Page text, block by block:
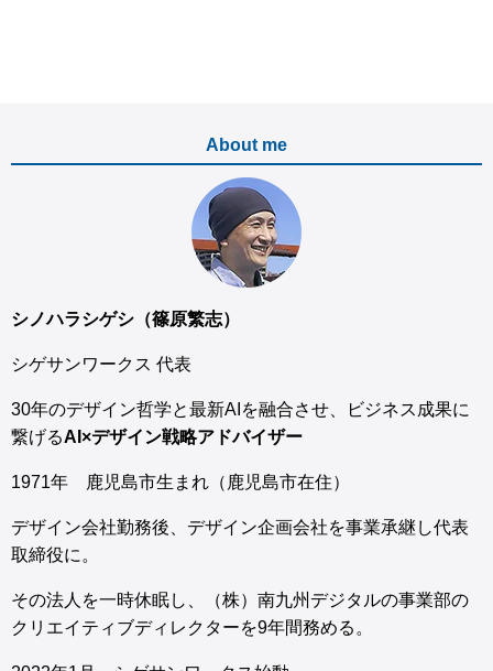
About me
シノハラシゲシ（篠原繁志）
シゲサンワークス 代表
30年のデザイン哲学と最新AIを融合させ、ビジネス成果に
繋げるAI×デザイン戦略アドバイザー
1971年 鹿児島市生まれ（鹿児島市在住）
デザイン会社勤務後、デザイン企画会社を事業承継し代表
取締役に。
その法人を一時休眠し、（株）南九州デジタルの事業部の
クリエイティブディレクターを9年間務める。